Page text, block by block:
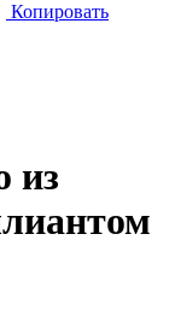
Копировать
из